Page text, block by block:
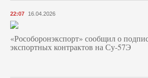
22:07 16.04.2026
«Рособоронэкспорт» сообщил о
экспортных контрактов на Су-57Э